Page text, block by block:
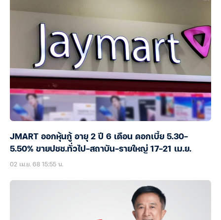
JMART ออกหุ้นกู้ อายุ 2 ปี 6 เดือน ดอกเบี้ย 5.30-
5.50% ขายปชช.ทั่วไป-สถาบัน-รายใหญ่ 17-21 เม.ย.
02 เม.ย. 68 15:55 น.